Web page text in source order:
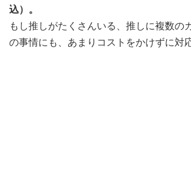
込）。
もし推しがたくさんいる、推しに複数の
の事情にも、あまりコストをかけずに対